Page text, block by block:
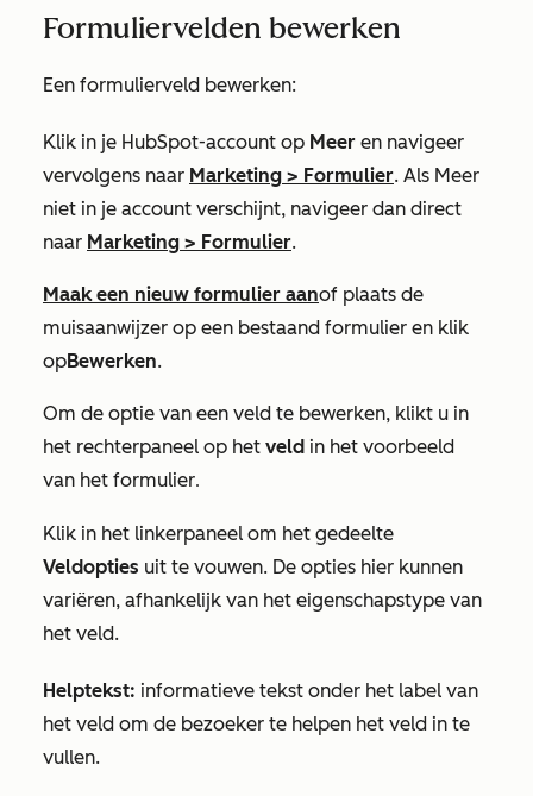
Formuliervelden bewerken
Een formulierveld bewerken:
Klik in je HubSpot-account op Meer en navigeer
vervolgens naar Marketing > Formulier. Als Meer
niet in je account verschijnt, navigeer dan direct
naar Marketing > Formulier.
Maak een nieuw formulier aanof plaats de
muisaanwijzer op een bestaand formulier en klik
opBewerken.
Om de optie van een veld te bewerken, klikt u in
het rechterpaneel op het veld in het voorbeeld
van het formulier.
Klik in het linkerpaneel om het gedeelte
Veldopties uit te vouwen. De opties hier kunnen
variëren, afhankelijk van het eigenschapstype van
het veld.
Helptekst: informatieve tekst onder het label van
het veld om de bezoeker te helpen het veld in te
vullen.